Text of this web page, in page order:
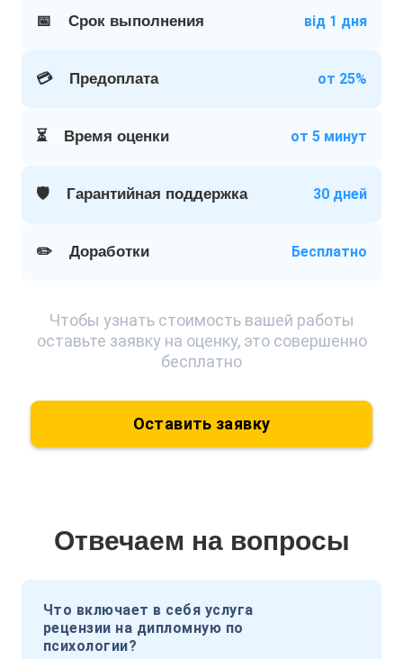
📅 Срок выполнения від 1 дня
💳 Предоплата от 25%
⏳ Время оценки от 5 минут
🛡️ Гарантийная поддержка 30 дней
✏️ Доработки Бесплатно
Чтобы узнать стоимость вашей работы
оставьте заявку на оценку, это совершенно
бесплатно
Оставить заявку
Отвечаем на вопросы
Что включает в себя услуга
рецензии на дипломную по
психологии?